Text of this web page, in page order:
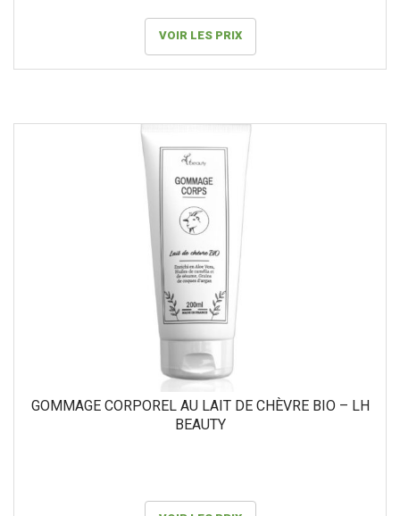
VOIR LES PRIX
GOMMAGE CORPOREL AU LAIT DE CHÈVRE BIO – LH
BEAUTY